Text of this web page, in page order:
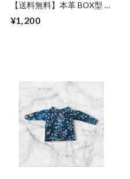
【送料無料】本革 BOX型 小
銭入れ コインケース 染色可
名入れ可 ヌメ革 バングラデ
¥1,200